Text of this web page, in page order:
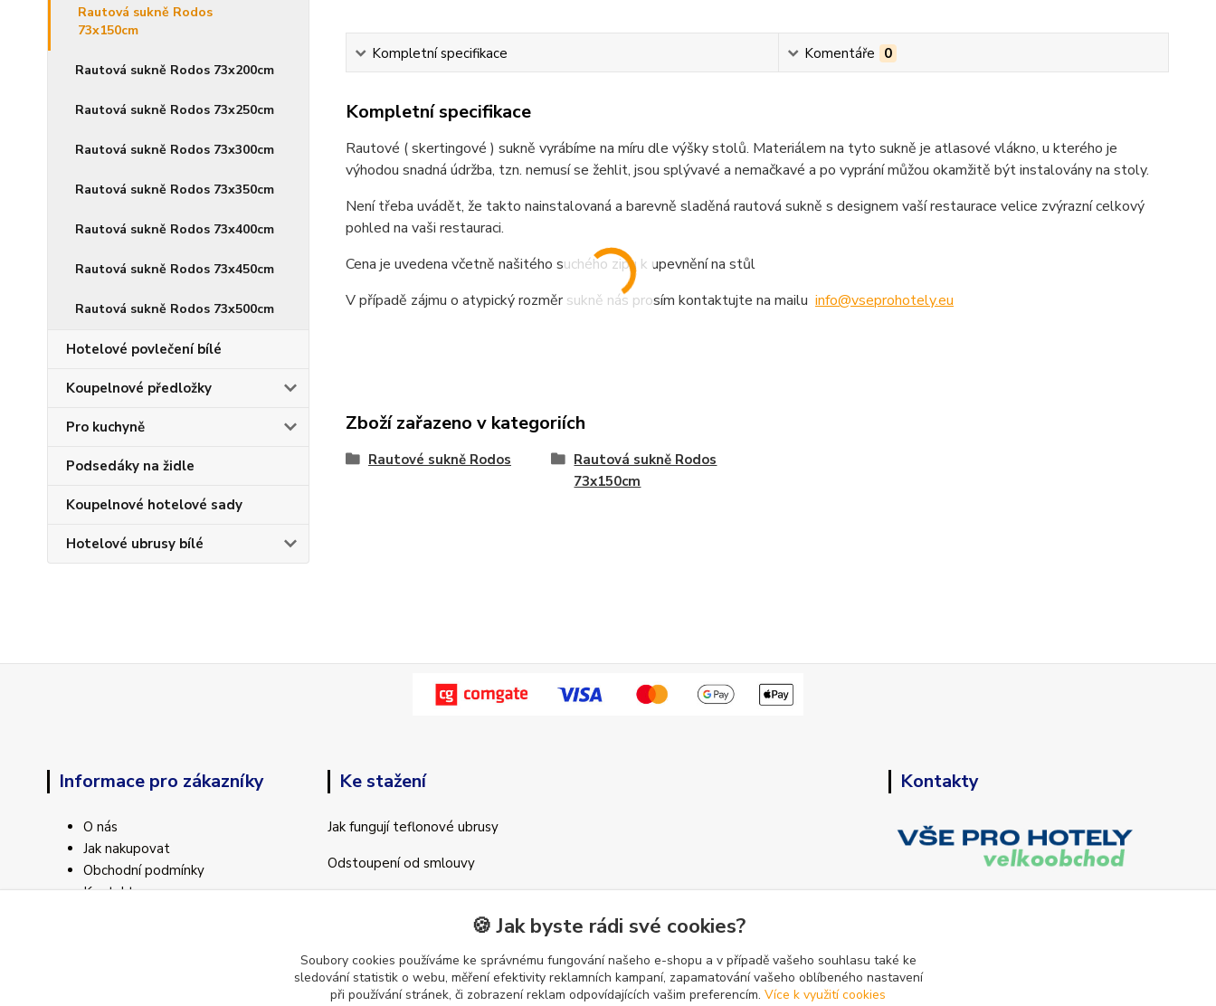
Rautová sukně Rodos
73x150cm
Rautová sukně Rodos 73x200cm
Rautová sukně Rodos 73x250cm
Rautová sukně Rodos 73x300cm
Rautová sukně Rodos 73x350cm
Rautová sukně Rodos 73x400cm
Rautová sukně Rodos 73x450cm
Rautová sukně Rodos 73x500cm
Hotelové povlečení bílé
Koupelnové předložky
Pro kuchyně
Podsedáky na židle
Koupelnové hotelové sady
Hotelové ubrusy bílé
Kompletní specifikace Komentáře 0
Kompletní specifikace
Rautové ( skertingové ) sukně vyrábíme na míru dle výšky stolů. Materiálem na tyto sukně je atlasové vlákno, u kterého je
výhodou snadná údržba, tzn. nemusí se žehlit, jsou splývavé a nemačkavé a po vyprání můžou okamžitě být instalovány na stoly.
Není třeba uvádět, že takto nainstalovaná a barevně sladěná rautová sukně s designem vaší restaurace velice zvýrazní celkový
pohled na vaši restauraci.
Cena je uvedena včetně našitého suchého zipu k upevnění na stůl
V případě zájmu o atypický rozměr sukně nás prosím kontaktujte na mailu info@vseprohotely.eu
Zboží zařazeno v kategoriích
Rautové sukně Rodos
Rautová sukně Rodos
73x150cm
Informace pro zákazníky
O nás
Jak nakupovat
Obchodní podmínky
Kontakty
Ke stažení
Jak fungují teflonové ubrusy
Odstoupení od smlouvy
Kontakty
info@vse-pro-hotely.cz
🍪 Jak byste rádi své cookies?
Soubory cookies používáme ke správnému fungování našeho e-shopu a v případě vašeho souhlasu také ke
sledování statistik o webu, měření efektivity reklamních kampaní, zapamatování vašeho oblíbeného nastavení
při používání stránek, či zobrazení reklam odpovídajících vašim preferencím. Více k využití cookies